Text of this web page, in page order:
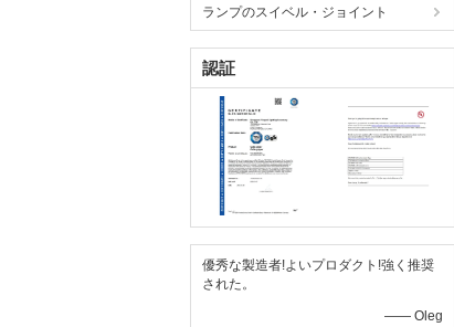
ランプのスイベル・ジョイント
認証
優秀な製造者!よいプロダクト!強く推奨
された。
—— Oleg